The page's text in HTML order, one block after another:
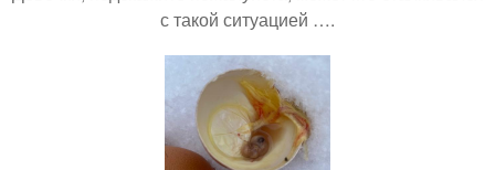
с такой ситуацией ….